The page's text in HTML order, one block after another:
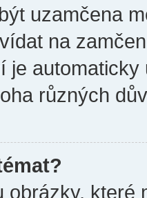
uzamčena
na
je
různých
obrázky,